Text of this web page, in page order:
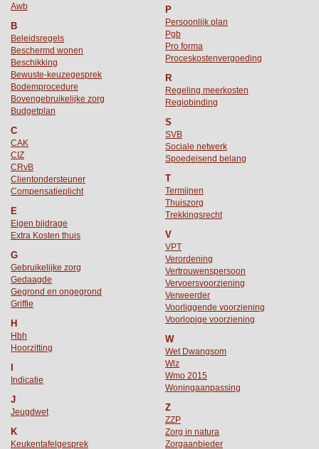
Awb
B
Beleidsregels
Beschermd wonen
Beschikking
Bewuste-keuzegesprek
Bodemprocedure
Bovengebruikelijke zorg
Budgetplan
C
CAK
CIZ
CRvB
Clientondersteuner
Compensatieplicht
E
Eigen bijdrage
Extra Kosten thuis
G
Gebruikelijke zorg
Gedaagde
Gegrond en ongegrond
Griffie
H
Hbh
Hoorzitting
I
Indicatie
J
Jeugdwet
K
Keukentafelgesprek
P
Persoonlijk plan
Pgb
Pro forma
Proceskostenvergoeding
R
Regeling meerkosten
Regiobinding
S
SVB
Sociale netwerk
Spoedeisend belang
T
Termijnen
Thuiszorg
Trekkingsrecht
V
VPT
Verordening
Vertrouwenspersoon
Vervoersvoorziening
Verweerder
Voorliggende voorziening
Voorlopige voorziening
W
Wet Dwangsom
Wlz
Wmo 2015
Woningaanpassing
Z
ZZP
Zorg in natura
Zorgaanbieder